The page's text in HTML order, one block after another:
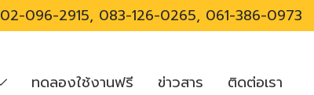
02-096-2915, 083-126-0265, 061-386-0973
ทดลองใช้งานฟรี ข่าวสาร ติดต่อเรา